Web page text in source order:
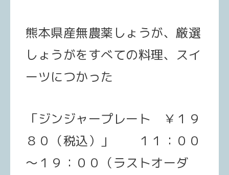
熊本県産無農薬しょうが、厳選
しょうがをすべての料理、スイ
ーツにつかった
「ジンジャープレート ￥１９
８０（税込）」
１１：００
～１９：００（ラストオーダ